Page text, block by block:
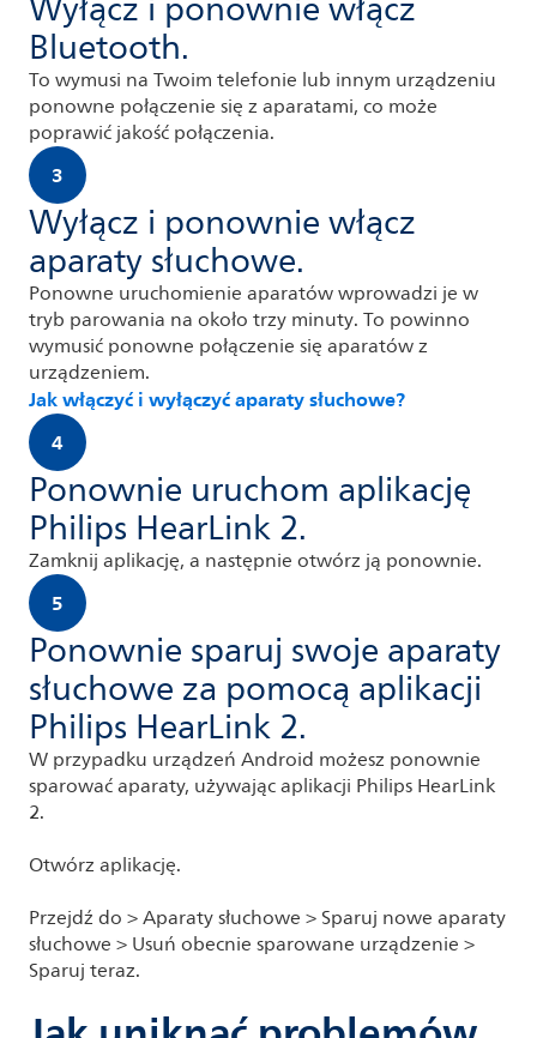
Bluetooth.
To wymusi na Twoim telefonie lub innym urządzeniu
ponowne połączenie się z aparatami, co może
poprawić jakość połączenia.
3
Wyłącz i ponownie włącz
aparaty słuchowe.
Ponowne uruchomienie aparatów wprowadzi je w
tryb parowania na około trzy minuty. To powinno
wymusić ponowne połączenie się aparatów z
urządzeniem.
Jak włączyć i wyłączyć aparaty słuchowe?
4
Ponownie uruchom aplikację
Philips HearLink 2.
Zamknij aplikację, a następnie otwórz ją ponownie.
5
Ponownie sparuj swoje aparaty
słuchowe za pomocą aplikacji
Philips HearLink 2.
W przypadku urządzeń Android możesz ponownie
sparować aparaty, używając aplikacji Philips HearLink
2.
Otwórz aplikację.
Przejdź do > Aparaty słuchowe > Sparuj nowe aparaty
słuchowe > Usuń obecnie sparowane urządzenie >
Sparuj teraz.